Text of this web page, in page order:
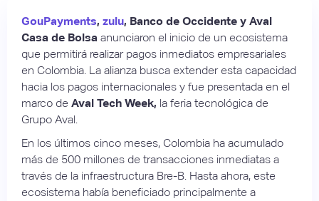
GouPayments, zulu, Banco de Occidente y Aval
Casa de Bolsa anunciaron el inicio de un ecosistema
que permitirá realizar pagos inmediatos empresariales
en Colombia. La alianza busca extender esta capacidad
hacia los pagos internacionales y fue presentada en el
marco de Aval Tech Week, la feria tecnológica de
Grupo Aval.
En los últimos cinco meses, Colombia ha acumulado
más de 500 millones de transacciones inmediatas a
través de la infraestructura Bre-B. Hasta ahora, este
ecosistema había beneficiado principalmente a